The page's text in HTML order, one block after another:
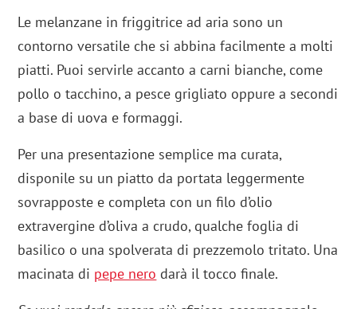
Le melanzane in friggitrice ad aria sono un
contorno versatile che si abbina facilmente a molti
piatti. Puoi servirle accanto a carni bianche, come
pollo o tacchino, a pesce grigliato oppure a secondi
a base di uova e formaggi.
Per una presentazione semplice ma curata,
disponile su un piatto da portata leggermente
sovrapposte e completa con un filo d’olio
extravergine d’oliva a crudo, qualche foglia di
basilico o una spolverata di prezzemolo tritato. Una
macinata di pepe nero darà il tocco finale.